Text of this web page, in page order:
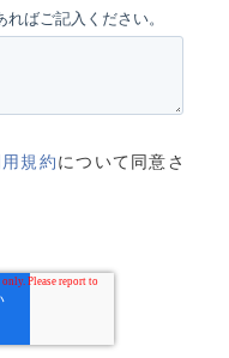
ばご記入ください。
規約について同意さ